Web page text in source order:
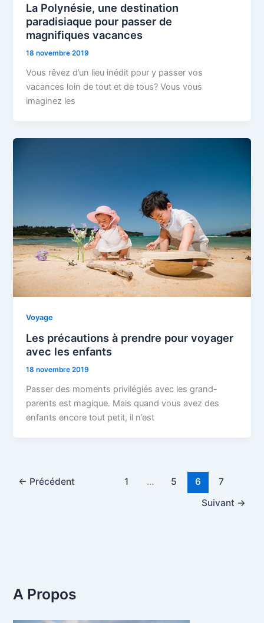
La Polynésie, une destination
paradisiaque pour passer de
magnifiques vacances
18 novembre 2019
Vous rêvez d’un lieu inédit pour y passer vos
vacances loin de tout et de tous? Vous vous
imaginez les
Voyage
Les précautions à prendre pour voyager
avec les enfants
18 novembre 2019
Passer des moments privilégiés avec les grand-
parents est magique. Mais quand vous avez des
enfants encore tout petit, il n’est
← Précédent 1 … 5 6
7
Suivant →
A Propos